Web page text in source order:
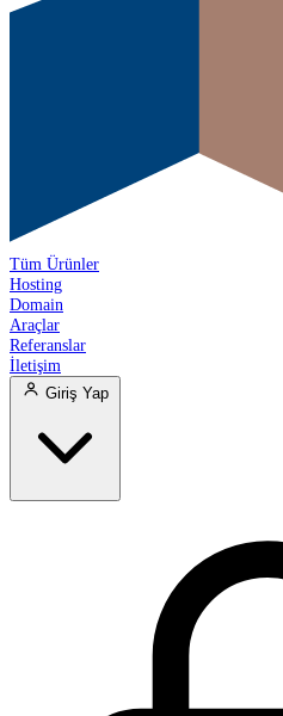
Tüm Ürünler
Hosting
Domain
Araçlar
Referanslar
İletişim
Giriş Yap